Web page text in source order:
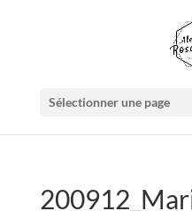
Sélectionner une page